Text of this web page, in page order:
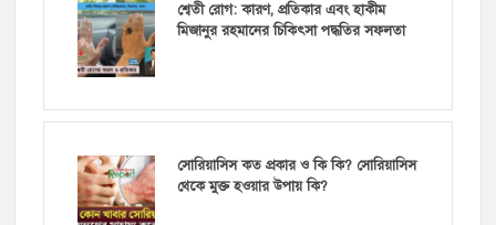
শ্বেতী রোগ: কারণ, প্রতিকার এবং হাকীম
মিজানুর রহমানের চিকিৎসা পদ্ধতির সফলতা
সোরিয়াসিস কত প্রকার ও কি কি? সোরিয়াসিস
থেকে মুক্ত হওয়ার উপায় কি?